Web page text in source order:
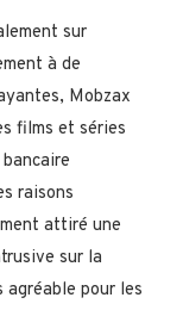
sur
à de
Mobzax
films et séries
raisons
attiré une
sur la
agréable pour les